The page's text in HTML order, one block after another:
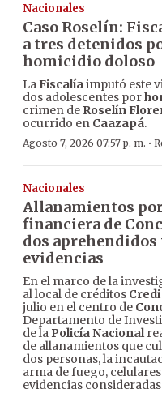
Nacionales
Caso Roselín:
a tres detenidos
homicidio doloso
LaFiscalíaimputó este
dos adolescentes por
crimen de Roselín
ocurrido en Caazapá.
Agosto 7, 2026 07:57 p. m. ·
Nacionales
Allanamientos
financiera de
dos aprehendidos
evidencias
En el marco de la
al local de créditos
julio en el centro de
Departamento de
de la Policía Nacional
de allanamientos que
dos personas, la
arma de fuego,
evidencias